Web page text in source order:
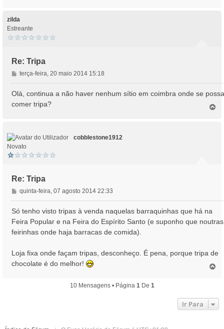
zilda
Estreante
Re: Tripa
M
e
n
a
m
terça-feira, 20 maio 2014 15:18
Olá, continua a não haver nenhum sítio em coimbra onde se possa
comer tripa?
cobblestone1912
Novato
Re: Tripa
M
e
n
a
g
m
quinta-feira, 07 agosto 2014 22:33
Só tenho visto tripas à venda naquelas barraquinhas que há na
Feira Popular e na Feira do Espírito Santo (e suponho que noutras
feirinhas onde haja barracas de comida).
Loja fixa onde façam tripas, desconheço. É pena, porque tripa de
chocolate é do melhor!
10 Mensagens • Página 1 De 1
Ir Para